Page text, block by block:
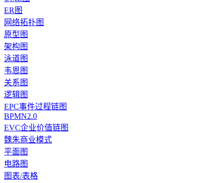
ER图
网络拓扑图
原型图
架构图
泳道图
韦恩图
关系图
逻辑图
EPC事件过程链图
BPMN2.0
EVC企业价值链图
魏朱商业模式
平面图
电路图
图表/表格